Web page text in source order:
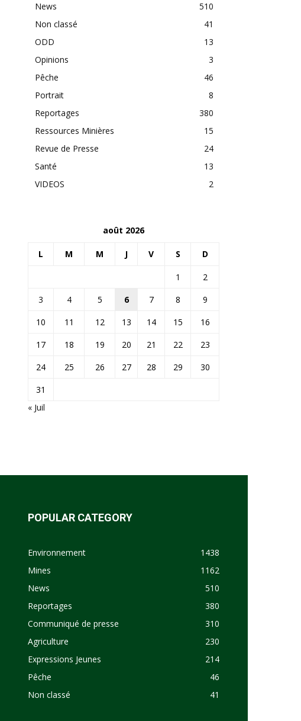
News
510
Non classé
41
ODD
13
Opinions
3
Pêche
46
Portrait
8
Reportages
380
Ressources Minières
15
Revue de Presse
24
Santé
13
VIDEOS
2
août 2026
L M M J V S D
1
2
3
4 5 6 7 8
9
10
11 12 13 14 15
16
17
18 19 20 21 22
23
24
25 26 27 28 29
30
31
« Juil
POPULAR CATEGORY
Environnement
1438
Mines
1162
News
510
Reportages
380
Communiqué de presse
310
Agriculture
230
Expressions Jeunes
214
Pêche
46
Non classé
41